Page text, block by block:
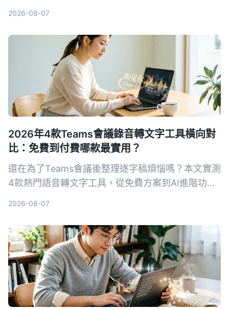
2026-08-07
2026年4款Teams會議錄音轉文字工具橫向對
比：免費到付費哪款最實用？
還在為了Teams會議後整理逐字稿煩惱嗎？本文實測
4款熱門語音轉文字工具，從免費方案到AI進階功能
2026-08-07